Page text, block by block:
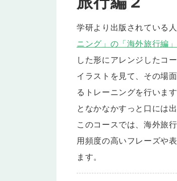
学研より出版されている
ニング」の「海外旅行編」
した形にアレンジしたコー
イラストを見て、その場
るトレーニングを行いま
となかなかすっと口には
このコースでは、海外旅
用頻度の高いフレーズや
ます。